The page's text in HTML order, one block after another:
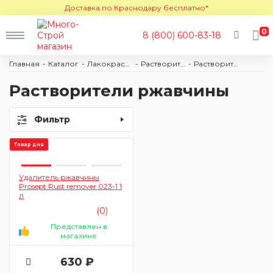
Доставка по Краснодару бесплатно*
8 (800) 600-83-18 0
Главная Каталог Лакокраска Растворители и очистители Растворители ржавчины
Растворители ржавчины
Фильтр
Товар дня
Удалитель ржавчины
Prosept Rust remover 023-1 1
л
(0)
Представлен в
магазине
630 ₽